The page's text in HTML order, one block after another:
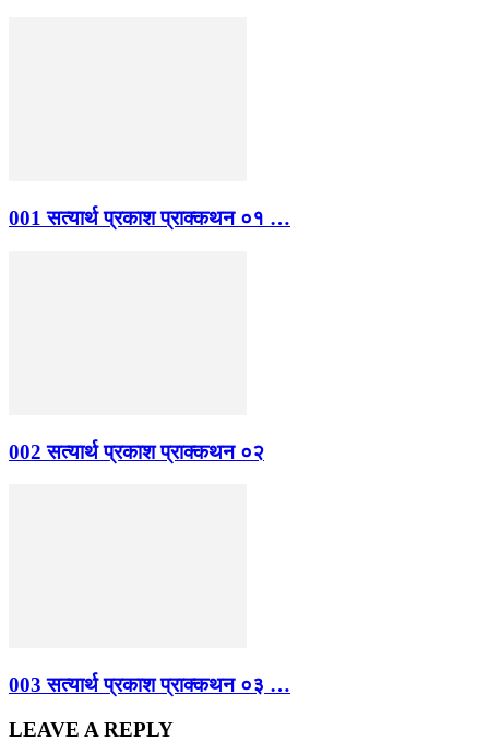
001 सत्यार्थ प्रकाश प्राक्कथन ०१ …
002 सत्यार्थ प्रकाश प्राक्कथन ०२
003 सत्यार्थ प्रकाश प्राक्कथन ०३ …
LEAVE A REPLY